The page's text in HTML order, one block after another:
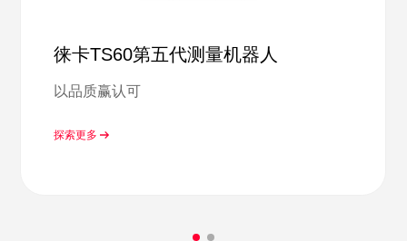
徕卡TS60第五代测量机器人
以品质赢认可
探索更多